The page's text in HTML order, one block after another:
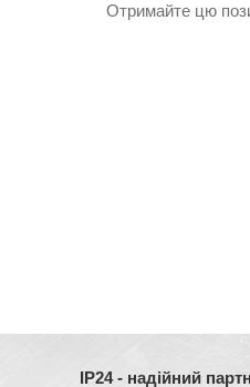
Отримайте цю
IP24 - надійний